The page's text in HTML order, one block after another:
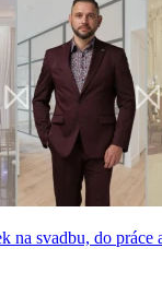
na svadbu, do práce